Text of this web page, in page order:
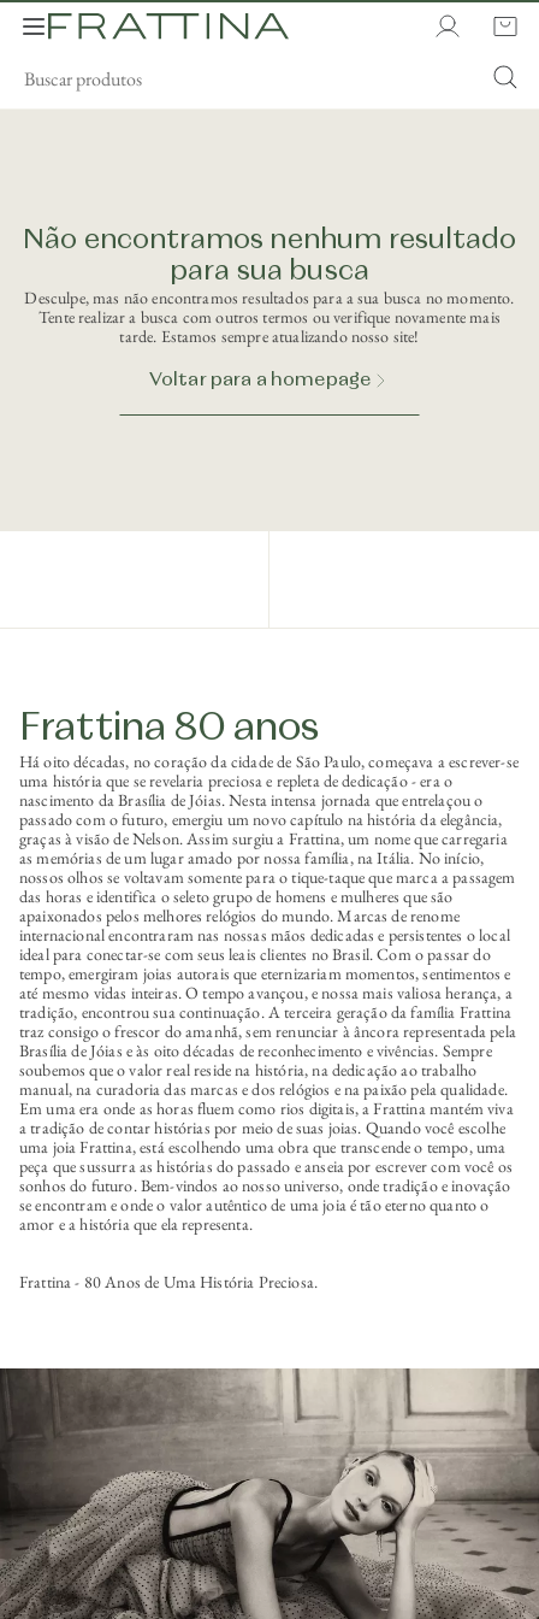
Não encontramos nenhum resultado
para sua busca
Desculpe, mas não encontramos resultados para a sua busca no momento.
Tente realizar a busca com outros termos ou verifique novamente mais
tarde. Estamos sempre atualizando nosso site!
Voltar para a homepage
Frattina 80 anos
Há oito décadas, no coração da cidade de São Paulo, começava a escrever-se
uma história que se revelaria preciosa e repleta de dedicação - era o
nascimento da Brasília de Jóias. Nesta intensa jornada que entrelaçou o
passado com o futuro, emergiu um novo capítulo na história da elegância,
graças à visão de Nelson. Assim surgiu a Frattina, um nome que carregaria
as memórias de um lugar amado por nossa família, na Itália. No início,
nossos olhos se voltavam somente para o tique-taque que marca a passagem
das horas e identifica o seleto grupo de homens e mulheres que são
apaixonados pelos melhores relógios do mundo. Marcas de renome
internacional encontraram nas nossas mãos dedicadas e persistentes o local
ideal para conectar-se com seus leais clientes no Brasil. Com o passar do
tempo, emergiram joias autorais que eternizariam momentos, sentimentos e
até mesmo vidas inteiras. O tempo avançou, e nossa mais valiosa herança, a
tradição, encontrou sua continuação. A terceira geração da família Frattina
traz consigo o frescor do amanhã, sem renunciar à âncora representada pela
Brasília de Jóias e às oito décadas de reconhecimento e vivências. Sempre
soubemos que o valor real reside na história, na dedicação ao trabalho
manual, na curadoria das marcas e dos relógios e na paixão pela qualidade.
Em uma era onde as horas fluem como rios digitais, a Frattina mantém viva
a tradição de contar histórias por meio de suas joias. Quando você escolhe
uma joia Frattina, está escolhendo uma obra que transcende o tempo, uma
peça que sussurra as histórias do passado e anseia por escrever com você os
sonhos do futuro. Bem-vindos ao nosso universo, onde tradição e inovação
se encontram e onde o valor autêntico de uma joia é tão eterno quanto o
amor e a história que ela representa.
Frattina - 80 Anos de Uma História Preciosa.